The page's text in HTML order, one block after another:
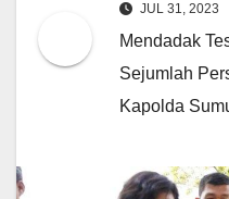
JUL 31, 2023
Mendadak
Sejumlah
Kapolda